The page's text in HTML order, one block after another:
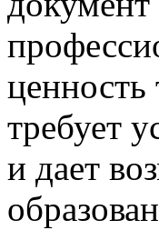
требует
и дает